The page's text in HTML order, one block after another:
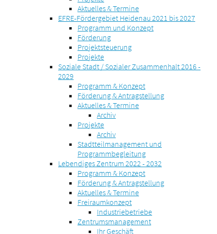
Aktuelles & Termine
EFRE-Fördergebiet Heidenau 2021 bis 2027
Programm und Konzept
Förderung
Projektsteuerung
Projekte
Soziale Stadt / Sozialer Zusammenhalt 2016 -
2029
Programm & Konzept
Förderung & Antragstellung
Aktuelles & Termine
Archiv
Projekte
Archiv
Stadtteilmanagement und
Programmbegleitung
Lebendiges Zentrum 2022 - 2032
Programm & Konzept
Förderung & Antragstellung
Aktuelles & Termine
Freiraumkonzept
Industriebetriebe
Zentrumsmanagement
Ihr Geschäft